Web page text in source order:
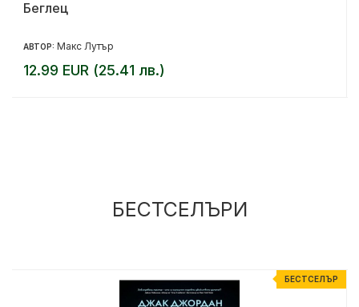
Беглец
АВТОР: Макс Лутър
12.99 EUR (25.41 лв.)
БЕСТСЕЛЪРИ
БЕСТСЕЛЪР